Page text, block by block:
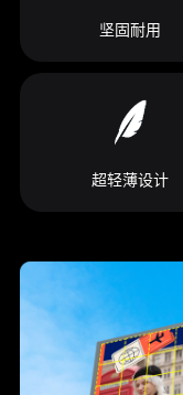
坚固耐用
超轻薄设计